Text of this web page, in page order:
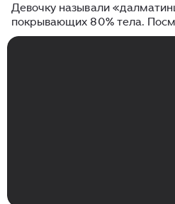
Девочку называли
покрывающих 80% тела.
спустя.